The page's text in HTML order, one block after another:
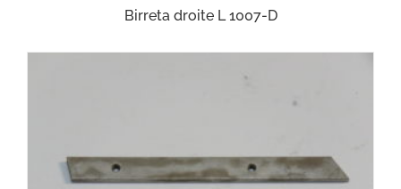
Birreta droite L 1007-D